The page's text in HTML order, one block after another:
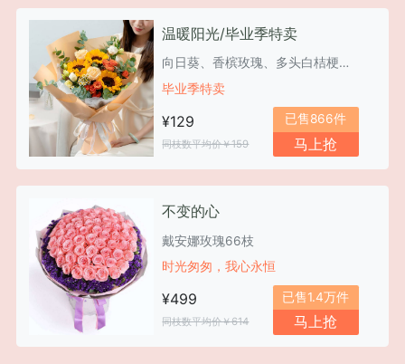
温暖阳光/毕业季特卖
向日葵、香槟玫瑰、多头白桔梗、橙色多头玫瑰、洋甘菊、尤加利叶
毕业季特卖
¥129
同枝数平均价￥159
已售866件
马上抢
不变的心
戴安娜玫瑰66枝
时光匆匆，我心永恒
¥499
同枝数平均价￥614
已售1.4万件
马上抢